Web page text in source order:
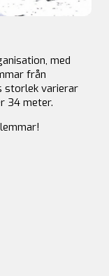
med
från
storlek varierar
34 meter.